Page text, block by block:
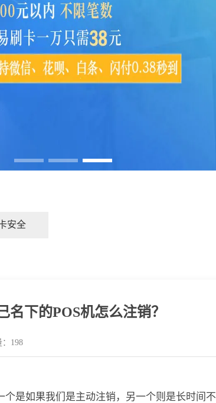
安全
下的POS机怎么注销？
198
是如果我们是主动注销，另一个则是长时间不